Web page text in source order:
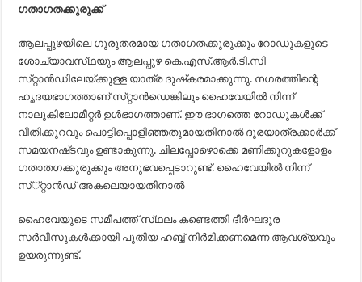
ഗതാഗതക്കുരുക്ക്‌
ആലപ്പുഴയിലെ ഗുരുതരമായ ഗതാഗതക്കുരുക്കും റോഡുകളുടെ
ശോച്യാവസ്‌ഥയും ആലപ്പുഴ കെ.എസ്‌.ആര്‍.ടി.സി
സ്‌റ്റാന്‍ഡിലേയ്‌ക്കുള്ള യാത്ര ദുഷ്‌കരമാക്കുന്നു. നഗരത്തിന്റെ
ഹൃദയഭാഗത്താണ്‌ സ്‌റ്റാന്‍ഡെങ്കിലും ഹൈവേയില്‍ നിന്ന്‌
നാലുകിലോമീറ്റര്‍ ഉള്‍ഭാഗത്താണ്‌. ഈ ഭാഗത്തെ റോഡുകള്‍ക്ക്‌
വീതിക്കുറവും പൊട്ടിപ്പൊളിഞ്ഞതുമായതിനാല്‍ ദൂരയാത്രക്കാര്‍ക്ക്‌
സമയനഷ്‌ടവും ഉണ്ടാകുന്നു. ചിലപ്പോഴൊക്കെ മണിക്കൂറുകളോളം
ഗതാതഗക്കുരുക്കും അനുഭവപ്പെടാറുണ്ട്‌. ഹൈവേയില്‍ നിന്ന്‌
സ്‌്റ്റാന്‍ഡ്‌ അകലെയായതിനാല്‍
ഹൈവേയുടെ സമീപത്ത്‌ സ്‌ഥലം കണ്ടെത്തി ദീര്‍ഘദൂര
സര്‍വീസുകള്‍ക്കായി പുതിയ ഹബ്ബ്‌ നിര്‍മിക്കണമെന്ന ആവശ്യവും
ഉയരുന്നുണ്ട്‌.